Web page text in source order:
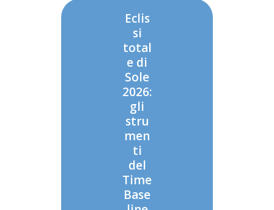
Eclis
si
total
e di
Sole
2026:
gli
stru
men
ti
del
Time
Base